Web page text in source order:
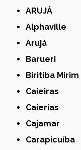
ARUJÁ
Alphaville
Arujá
Barueri
Biritiba Mirim
Caieiras
Caierias
Cajamar
Carapicuíba